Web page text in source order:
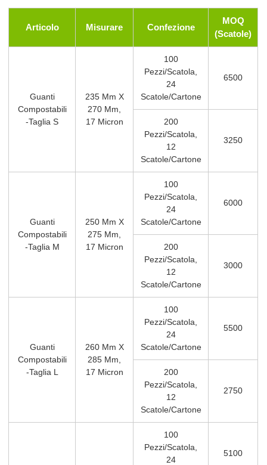
Articolo Misurare Confezione
MOQ
(Scatole)
Guanti
Compostabili
-Taglia S
235 Mm X
270 Mm,
17 Micron
100
Pezzi/scatola,
24
Scatole/cartone
6500
200
Pezzi/scatola,
12
Scatole/cartone
3250
Guanti
Compostabili
-Taglia M
250 Mm X
275 Mm,
17 Micron
100
Pezzi/scatola,
24
Scatole/cartone
6000
200
Pezzi/scatola,
12
Scatole/cartone
3000
Guanti
Compostabili
-Taglia L
260 Mm X
285 Mm,
17 Micron
100
Pezzi/scatola,
24
Scatole/cartone
5500
200
Pezzi/scatola,
12
Scatole/cartone
2750
100
Pezzi/scatola,
24
5100